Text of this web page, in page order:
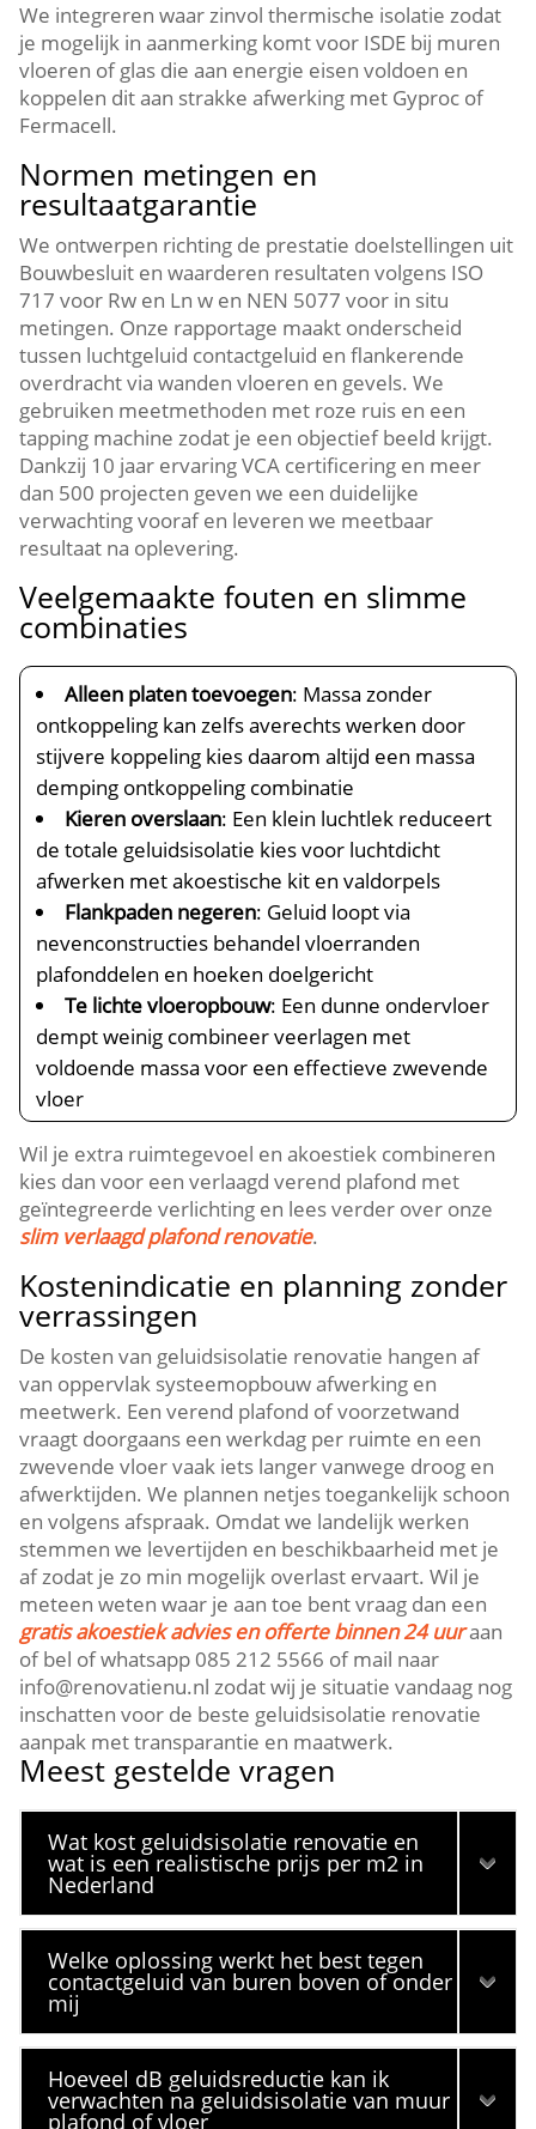
We integreren waar zinvol thermische isolatie zodat
je mogelijk in aanmerking komt voor ISDE bij muren
vloeren of glas die aan energie eisen voldoen en
koppelen dit aan strakke afwerking met Gyproc of
Fermacell.​
Normen metingen en
resultaatgarantie
We ontwerpen richting de prestatie doelstellingen uit
Bouwbesluit en waarderen resultaten volgens ISO
717 voor Rw en Ln w en NEN 5077 voor in situ
metingen.​ Onze rapportage maakt onderscheid
tussen luchtgeluid contactgeluid en flankerende
overdracht via wanden vloeren en gevels.​ We
gebruiken meetmethoden met roze ruis en een
tapping machine zodat je een objectief beeld krijgt.​
Dankzij 10 jaar ervaring VCA certificering en meer
dan 500 projecten geven we een duidelijke
verwachting vooraf en leveren we meetbaar
resultaat na oplevering.​
Veelgemaakte fouten en slimme
combinaties
Alleen platen toevoegen: Massa zonder
ontkoppeling kan zelfs averechts werken door
stijvere koppeling kies daarom altijd een massa
demping ontkoppeling combinatie
Kieren overslaan: Een klein luchtlek reduceert
de totale geluidsisolatie kies voor luchtdicht
afwerken met akoestische kit en valdorpels
Flankpaden negeren: Geluid loopt via
nevenconstructies behandel vloerranden
plafonddelen en hoeken doelgericht
Te lichte vloeropbouw: Een dunne ondervloer
dempt weinig combineer veerlagen met
voldoende massa voor een effectieve zwevende
vloer
Wil je extra ruimtegevoel en akoestiek combineren
kies dan voor een verlaagd verend plafond met
geïntegreerde verlichting en lees verder over onze
slim verlaagd plafond renovatie.​
Kostenindicatie en planning zonder
verrassingen
De kosten van geluidsisolatie renovatie hangen af
van oppervlak systeemopbouw afwerking en
meetwerk.​ Een verend plafond of voorzetwand
vraagt doorgaans een werkdag per ruimte en een
zwevende vloer vaak iets langer vanwege droog en
afwerktijden.​ We plannen netjes toegankelijk schoon
en volgens afspraak.​ Omdat we landelijk werken
stemmen we levertijden en beschikbaarheid met je
af zodat je zo min mogelijk overlast ervaart.​ Wil je
meteen weten waar je aan toe bent vraag dan een
gratis akoestiek advies en offerte binnen 24 uuraan
of bel of whatsapp 085 212 5566 of mail naar
info@renovatienu.​nl zodat wij je situatie vandaag nog
inschatten voor de beste geluidsisolatie renovatie
aanpak met transparantie en maatwerk.​
Meest gestelde vragen
Wat kost geluidsisolatie renovatie en
wat is een realistische prijs per m2 in
Nederland
Welke oplossing werkt het best tegen
contactgeluid van buren boven of onder
mij
Hoeveel dB geluidsreductie kan ik
verwachten na geluidsisolatie van muur
plafond of vloer